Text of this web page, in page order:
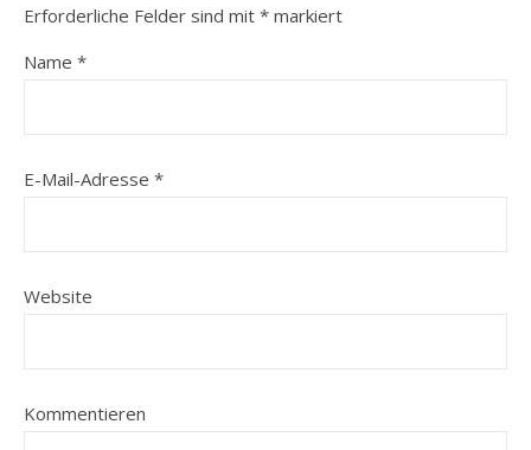
Erforderliche Felder sind mit * markiert
Name *
E-Mail-Adresse *
Website
Kommentieren